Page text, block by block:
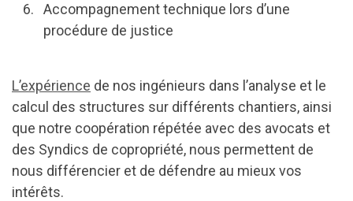
Accompagnement technique lors d’une
procédure de justice
L’expérience de nos ingénieurs dans l’analyse et le
calcul des structures sur différents chantiers, ainsi
que notre coopération répétée avec des avocats et
des Syndics de copropriété, nous permettent de
nous différencier et de défendre au mieux vos
intérêts.